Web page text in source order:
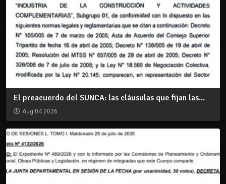
El preacuerdo del SUNCA: las cláusulas que fijan las...
Aug 04 2026